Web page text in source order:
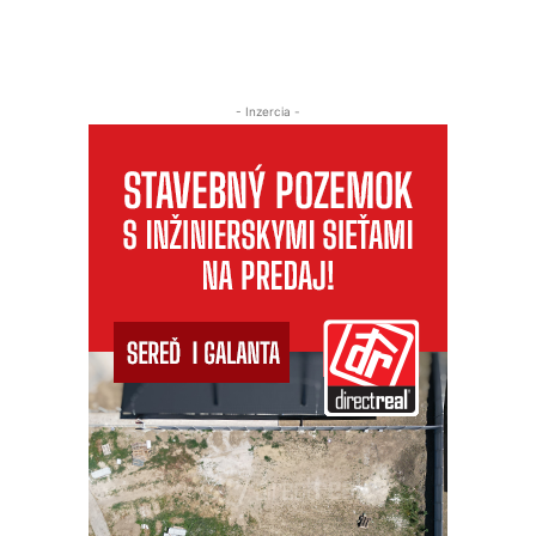
- Inzercia -